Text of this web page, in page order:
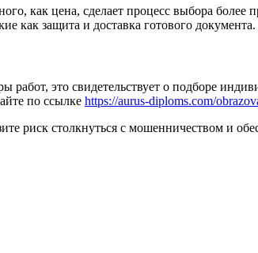
как цена, сделает процесс выбора
как защита и доставка готового документа.
это свидетельствует о подборе
по ссылке https://aurus-diploms.com/
риск столкнуться с мошенничеством и